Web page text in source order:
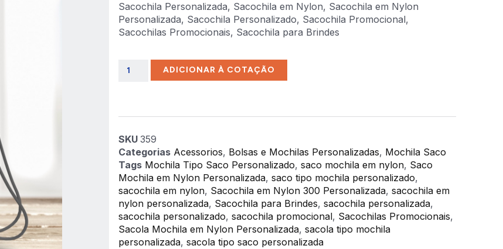
Sacochila Personalizada, Sacochila em Nylon, Sacochila em Nylon
Personalizada, Sacochila Personalizado, Sacochila Promocional,
Sacochilas Promocionais, Sacochila para Brindes
ADICIONAR À COTAÇÃO
SKU 359
Categorias Acessorios, Bolsas e Mochilas Personalizadas, Mochila Saco
Tags Mochila Tipo Saco Personalizado, saco mochila em nylon, Saco
Mochila em Nylon Personalizada, saco tipo mochila personalizado,
sacochila em nylon, Sacochila em Nylon 300 Personalizada, sacochila em
nylon personalizada, Sacochila para Brindes, sacochila personalizada,
sacochila personalizado, sacochila promocional, Sacochilas Promocionais,
Sacola Mochila em Nylon Personalizada, sacola tipo mochila
personalizada, sacola tipo saco personalizada